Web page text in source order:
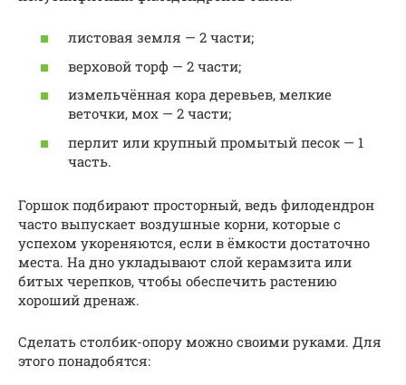
листовая земля — 2 части;
верховой торф — 2 части;
измельчённая кора деревьев, мелкие
веточки, мох — 2 части;
перлит или крупный промытый песок — 1
часть.
Горшок подбирают просторный, ведь филодендрон
часто выпускает воздушные корни, которые с
успехом укореняются, если в ёмкости достаточно
места. На дно укладывают слой керамзита или
битых черепков, чтобы обеспечить растению
хороший дренаж.
Сделать столбик-опору можно своими руками. Для
этого понадобятся: